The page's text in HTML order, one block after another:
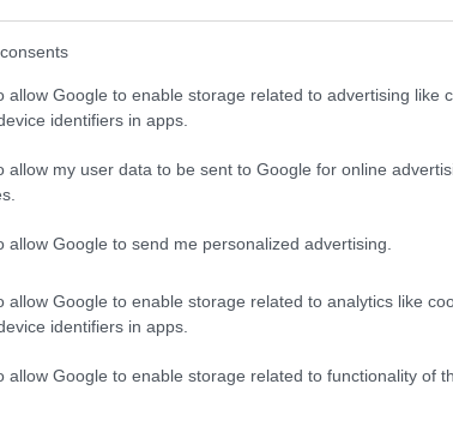
allow Google to enable storage related to advertising like
identifiers in apps.
allow my user data to be sent to Google for online
allow Google to send me personalized advertising.
allow Google to enable storage related to analytics like
identifiers in apps.
allow Google to enable storage related to functionality of
di GalluraOggi.it
i tuoi video e le tue foto
+39 345 356 7512
news da Google News